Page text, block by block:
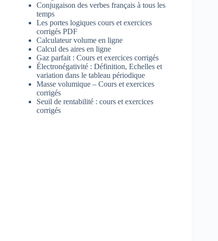
Conjugaison des verbes français à tous les
temps
Les portes logiques cours et exercices
corrigés PDF
Calculateur volume en ligne
Calcul des aires en ligne
Gaz parfait : Cours et exercices corrigés
Électronégativité : Définition, Echelles et
variation dans le tableau périodique
Masse volumique – Cours et exercices
corrigés
Seuil de rentabilité : cours et exercices
corrigés